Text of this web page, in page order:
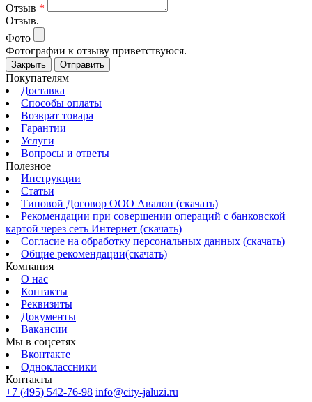
Отзыв *
Отзыв.
Фото
Фотографии к отзыву приветствуюся.
Закрыть Отправить
Покупателям
Доставка
Способы оплаты
Возврат товара
Гарантии
Услуги
Вопросы и ответы
Полезное
Инструкции
Статьи
Типовой Договор ООО Авалон (скачать)
Рекомендации при совершении операций с банковской
картой через сеть Интернет (скачать)
Согласие на обработку персональных данных (скачать)
Общие рекомендации(скачать)
Компания
О нас
Контакты
Реквизиты
Документы
Вакансии
Мы в соцсетях
Вконтакте
Одноклассники
Контакты
+7 (495) 542-76-98 info@city-jaluzi.ru